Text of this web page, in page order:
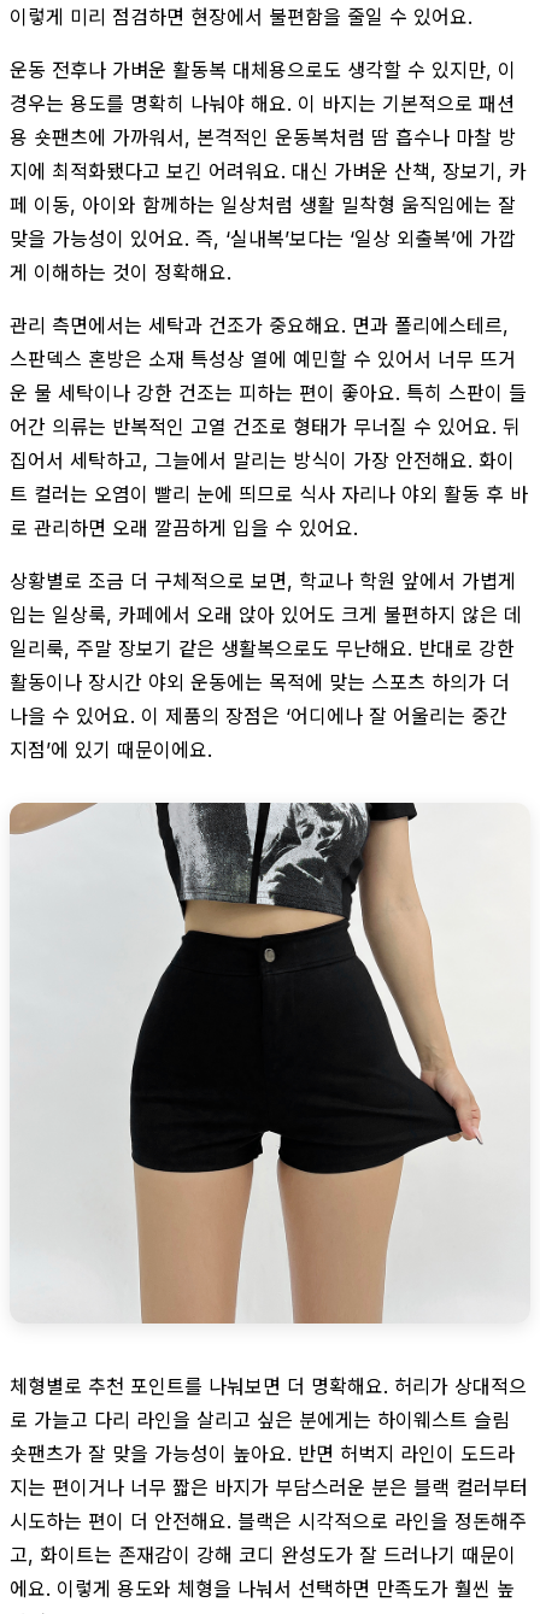
이렇게 미리 점검하면 현장에서 불편함을 줄일 수 있어요.
운동 전후나 가벼운 활동복 대체용으로도 생각할 수 있지만, 이
경우는 용도를 명확히 나눠야 해요. 이 바지는 기본적으로 패션
용 숏팬츠에 가까워서, 본격적인 운동복처럼 땀 흡수나 마찰 방
지에 최적화됐다고 보긴 어려워요. 대신 가벼운 산책, 장보기, 카
페 이동, 아이와 함께하는 일상처럼 생활 밀착형 움직임에는 잘
맞을 가능성이 있어요. 즉, ‘실내복’보다는 ‘일상 외출복’에 가깝
게 이해하는 것이 정확해요.
관리 측면에서는 세탁과 건조가 중요해요. 면과 폴리에스테르,
스판덱스 혼방은 소재 특성상 열에 예민할 수 있어서 너무 뜨거
운 물 세탁이나 강한 건조는 피하는 편이 좋아요. 특히 스판이 들
어간 의류는 반복적인 고열 건조로 형태가 무너질 수 있어요. 뒤
집어서 세탁하고, 그늘에서 말리는 방식이 가장 안전해요. 화이
트 컬러는 오염이 빨리 눈에 띄므로 식사 자리나 야외 활동 후 바
로 관리하면 오래 깔끔하게 입을 수 있어요.
상황별로 조금 더 구체적으로 보면, 학교나 학원 앞에서 가볍게
입는 일상룩, 카페에서 오래 앉아 있어도 크게 불편하지 않은 데
일리룩, 주말 장보기 같은 생활복으로도 무난해요. 반대로 강한
활동이나 장시간 야외 운동에는 목적에 맞는 스포츠 하의가 더
나을 수 있어요. 이 제품의 장점은 ‘어디에나 잘 어울리는 중간
지점’에 있기 때문이에요.
체형별로 추천 포인트를 나눠보면 더 명확해요. 허리가 상대적으
로 가늘고 다리 라인을 살리고 싶은 분에게는 하이웨스트 슬림
숏팬츠가 잘 맞을 가능성이 높아요. 반면 허벅지 라인이 도드라
지는 편이거나 너무 짧은 바지가 부담스러운 분은 블랙 컬러부터
시도하는 편이 더 안전해요. 블랙은 시각적으로 라인을 정돈해주
고, 화이트는 존재감이 강해 코디 완성도가 잘 드러나기 때문이
에요. 이렇게 용도와 체형을 나눠서 선택하면 만족도가 훨씬 높